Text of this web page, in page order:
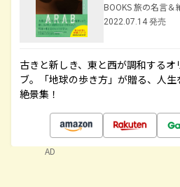
BOOKS 旅の名言＆
2022.07.14 発売
古きと新しき、東と西が調和する
ブ。「地球の歩き方」が贈る、人
絶景集！
AD